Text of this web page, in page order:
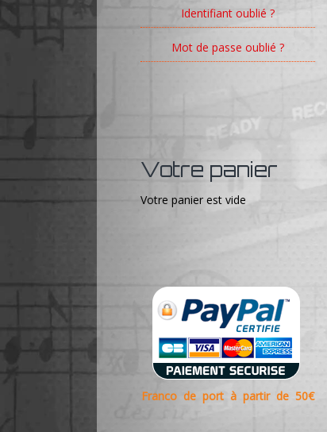
Identifiant oublié ?
Mot de passe oublié ?
Votre panier
Votre panier est vide
Franco de port à partir de 50€